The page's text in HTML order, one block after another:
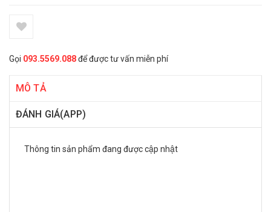
Gọi 093.5569.088để được tư vấn miễn phí
MÔ TẢ
ĐÁNH GIÁ(APP)
Thông tin sản phẩm đang được cập nhật